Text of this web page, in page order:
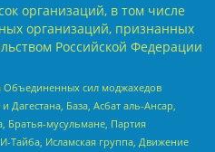
организаций, в том числе
организаций, признанных
Российской Федерации
сил моджахедов
Дагестана, База, Асбат аль-Ансар,
Братья-мусульмане, Партия
Тайба, Исламская группа, Движение